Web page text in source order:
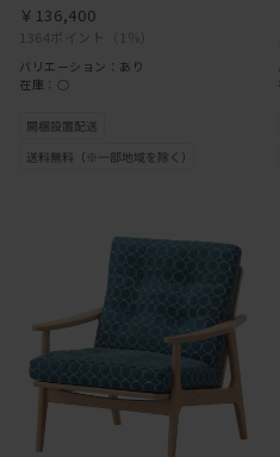
1364ポイント （1％）
￥136,400
バリエーション：あり
在庫：○